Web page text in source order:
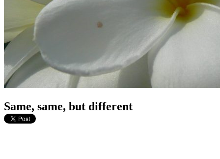
Same, same, but different